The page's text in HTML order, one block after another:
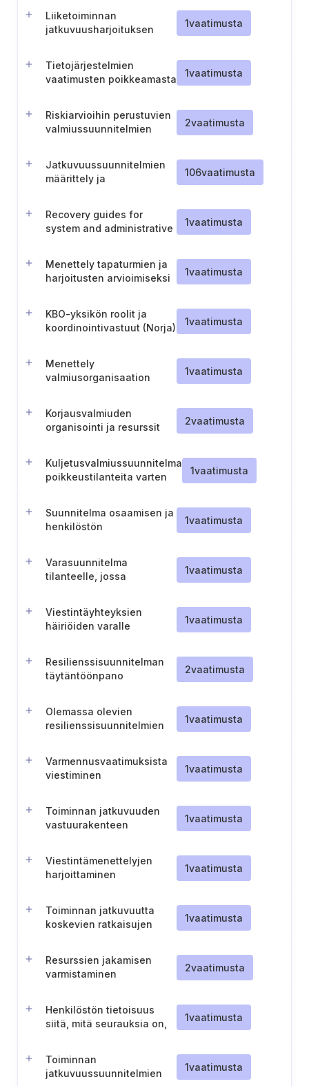
Liiketoiminnan
jatkuvuusharjoituksen
1vaatimusta
Tietojärjestelmien
vaatimusten poikkeamasta
1vaatimusta
Riskiarvioihin perustuvien
valmiussuunnitelmien
2vaatimusta
Jatkuvuussuunnitelmien
määrittely ja
106vaatimusta
Recovery guides for
system and administrative
1vaatimusta
Menettely tapaturmien ja
harjoitusten arvioimiseksi
1vaatimusta
KBO-yksikön roolit ja
koordinointivastuut (Norja)
1vaatimusta
Menettely
valmiusorganisaation
1vaatimusta
Korjausvalmiuden
organisointi ja resurssit
2vaatimusta
Kuljetusvalmiussuunnitelma
poikkeustilanteita varten
1vaatimusta
Suunnitelma osaamisen ja
henkilöstön
1vaatimusta
Varasuunnitelma
tilanteelle, jossa
1vaatimusta
Viestintäyhteyksien
häiriöiden varalle
1vaatimusta
Resilienssisuunnitelman
täytäntöönpano
2vaatimusta
Olemassa olevien
resilienssisuunnitelmien
1vaatimusta
Varmennusvaatimuksista
viestiminen
1vaatimusta
Toiminnan jatkuvuuden
vastuurakenteen
1vaatimusta
Viestintämenettelyjen
harjoittaminen
1vaatimusta
Toiminnan jatkuvuutta
koskevien ratkaisujen
1vaatimusta
Resurssien jakamisen
varmistaminen
2vaatimusta
Henkilöstön tietoisuus
siitä, mitä seurauksia on,
1vaatimusta
Toiminnan
jatkuvuussuunnitelmien
1vaatimusta